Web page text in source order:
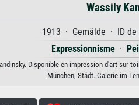
Wassily
1913 · Gemälde · ID
Expressionnisme ·
Disponible en impression d'art sur
München, Städt. Galerie im